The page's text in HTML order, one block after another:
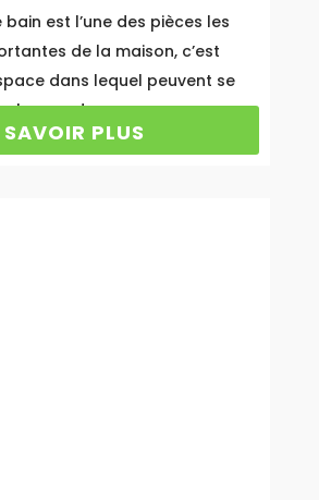
est l’une des pièces les
de la maison, c’est
dans lequel peuvent se
des germes.
SAVOIR PLUS